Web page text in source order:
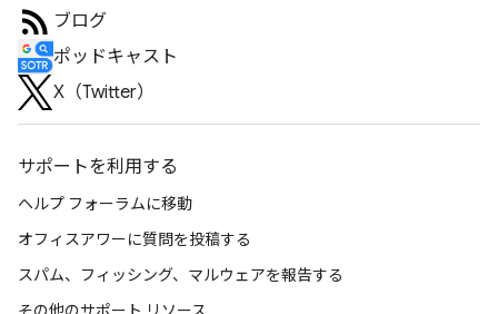
ブログ
ポッドキャスト
X（Twitter）
サポートを利用する
ヘルプ フォーラムに移動
オフィスアワーに質問を投稿する
スパム、フィッシング、マルウェアを報告する